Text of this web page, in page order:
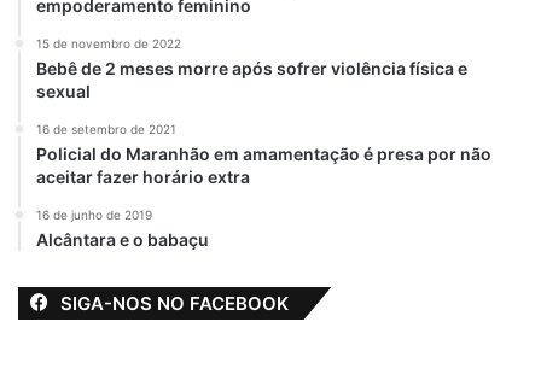
empoderamento feminino
15 de novembro de 2022
Bebê de 2 meses morre após sofrer violência física e
sexual
16 de setembro de 2021
Policial do Maranhão em amamentação é presa por não
aceitar fazer horário extra
16 de junho de 2019
Alcântara e o babaçu
SIGA-NOS NO FACEBOOK